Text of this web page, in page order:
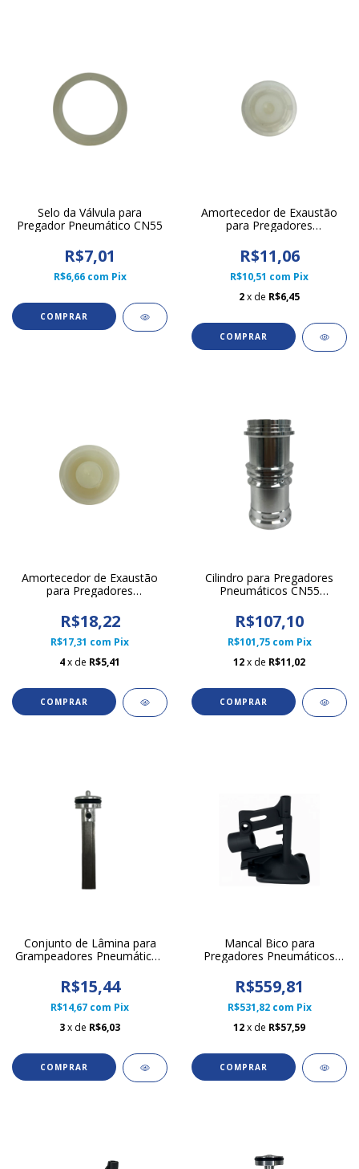
Selo da Válvula para
Pregador Pneumático CN55
R$7,01
R$6,66 com Pix
Amortecedor de Exaustão
para Pregadores
R$11,06
R$10,51 com Pix
2x de R$6,45
Amortecedor de Exaustão
para Pregadores
R$18,22
R$17,31 com Pix
4x de R$5,41
Cilindro para Pregadores
Pneumáticos CN55
R$107,10
R$101,75 com Pix
12x de R$11,02
Conjunto de Lâmina para
Grampeadores Pneumáticos
R$15,44
R$14,67 com Pix
3x de R$6,03
Mancal Bico para
Pregadores Pneumáticos
R$559,81
R$531,82 com Pix
12x de R$57,59